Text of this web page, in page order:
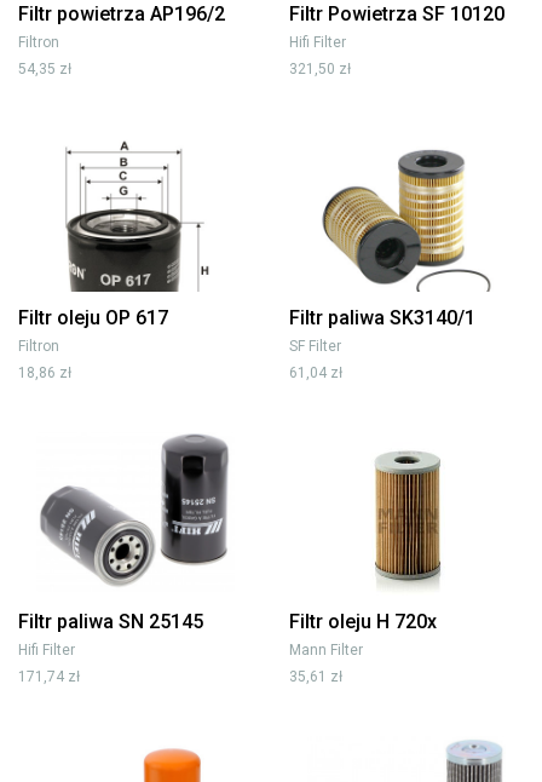
Filtr powietrza AP196/2
Filtron
54,35 zł
Filtr Powietrza SF 10120
Hifi Filter
321,50 zł
Filtr oleju OP 617
Filtron
18,86 zł
Filtr paliwa SK3140/1
SF Filter
61,04 zł
Filtr paliwa SN 25145
Hifi Filter
171,74 zł
Filtr oleju H 720x
Mann Filter
35,61 zł